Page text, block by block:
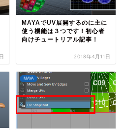
MAYAでUV展開するのに主に
使う機能は３つです！初心者
向けチュートリアル記事！
2018年4月11日
MAYA